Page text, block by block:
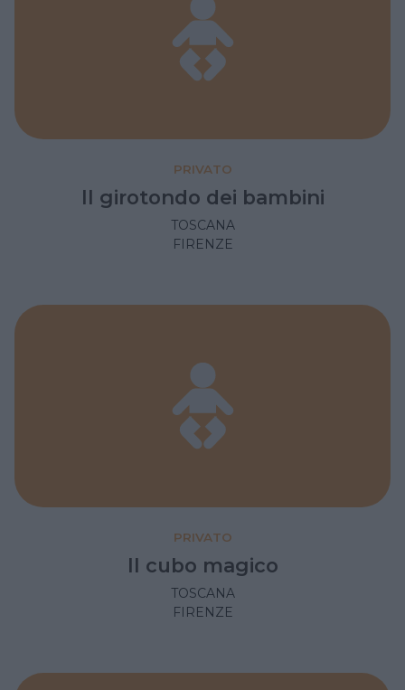
PRIVATO
Il girotondo dei bambini
TOSCANA
FIRENZE
PRIVATO
Il cubo magico
TOSCANA
FIRENZE